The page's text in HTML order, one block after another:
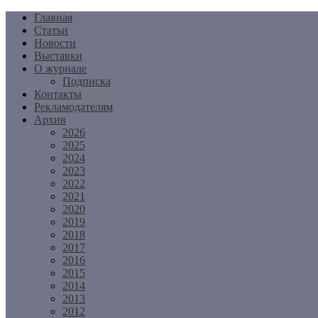
Перейти
содержимому
Главная
Статьи
Новости
Выставки
О журнале
Подписка
Контакты
Рекламодателям
Архив
2026
2025
2024
2023
2022
2021
2020
2019
2018
2017
2016
2015
2014
2013
2012